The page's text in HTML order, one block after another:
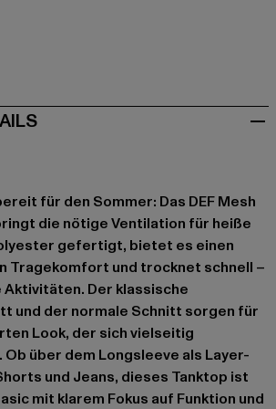
für den Sommer: Das DEF Mesh
die nötige Ventilation für heiße
gefertigt, bietet es einen
Tragekomfort und trocknet schnell –
Der klassische
und der normale Schnitt sorgen für
Look, der sich vielseitig
über dem Longsleeve als Layer-
und Jeans, dieses Tanktop ist
mit klarem Fokus auf Funktion und